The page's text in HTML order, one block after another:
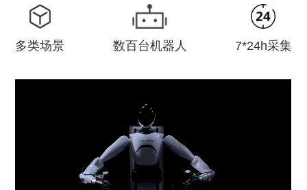
多类场景 数百台机器人 7*24h采集